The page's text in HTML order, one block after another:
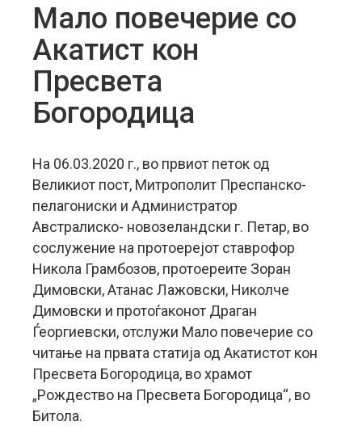
Mало повечерие со
Акатист кон
Пресвета
Богородица
На 06.03.2020 г., во првиот петок од
Великиот пост, Митрополит Преспанско-
пелагониски и Администратор
Австралиско- новозеландски г. Петар, во
сослужение на протоерејот ставрофор
Никола Грамбозов, протоереите Зоран
Димовски, Атанас Лажовски, Николче
Димовски и протоѓаконот Драган
Ѓеоргиевски, отслужи Мало повечерие со
читање на првата статија од Акатистот кон
Пресвета Богородица, во храмот
„Рождество на Пресвета Богородица“, во
Битола.